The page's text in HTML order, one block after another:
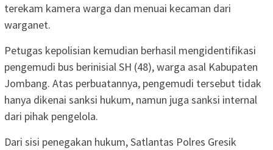
terekam kamera warga dan menuai kecaman dari
warganet.
Petugas kepolisian kemudian berhasil mengidentifikasi
pengemudi bus berinisial SH (48), warga asal Kabupaten
Jombang. Atas perbuatannya, pengemudi tersebut tidak
hanya dikenai sanksi hukum, namun juga sanksi internal
dari pihak pengelola.
Dari sisi penegakan hukum, Satlantas Polres Gresik